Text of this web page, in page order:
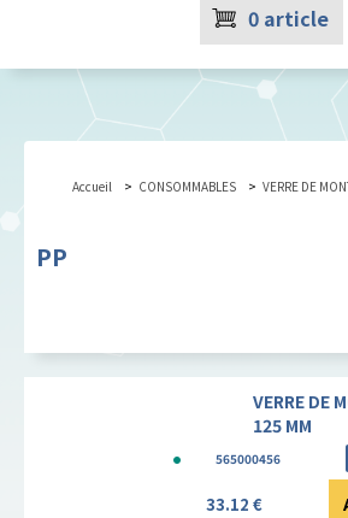
0 article
Accueil CONSOMMABLES VERRE DE
PP
VERRE DE
125 MM
565000456
33.12 €